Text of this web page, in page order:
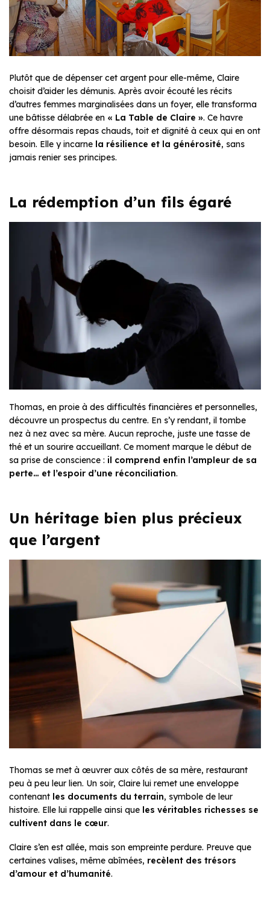
Plutôt que de dépenser cet argent pour elle-même, Claire
choisit d’aider les démunis. Après avoir écouté les récits
d’autres femmes marginalisées dans un foyer, elle transforma
une bâtisse délabrée en « La Table de Claire ». Ce havre
offre désormais repas chauds, toit et dignité à ceux qui en ont
besoin. Elle y incarne la résilience et la générosité, sans
jamais renier ses principes.
La rédemption d’un fils égaré
Thomas, en proie à des difficultés financières et personnelles,
découvre un prospectus du centre. En s’y rendant, il tombe
nez à nez avec sa mère. Aucun reproche, juste une tasse de
thé et un sourire accueillant. Ce moment marque le début de
sa prise de conscience : il comprend enfin l’ampleur de sa
perte… et l’espoir d’une réconciliation.
Un héritage bien plus précieux
que l’argent
Thomas se met à œuvrer aux côtés de sa mère, restaurant
peu à peu leur lien. Un soir, Claire lui remet une enveloppe
contenant les documents du terrain, symbole de leur
histoire. Elle lui rappelle ainsi que les véritables richesses se
cultivent dans le cœur.
Claire s’en est allée, mais son empreinte perdure. Preuve que
certaines valises, même abîmées, recèlent des trésors
d’amour et d’humanité.